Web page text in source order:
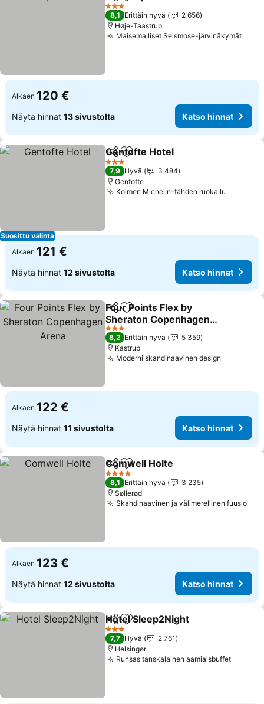
3 Tähtiluokitus
8,1 Erittäin hyvä
2 656
Høje-Taastrup
Maisemalliset Selsmose-järvinäkymät
Alkaen 120 €
Näytä hinnat 13 sivustolta Katso hinnat
Suosittu valinta
Jaa Lisää suosikkeihin
Gentofte Hotel
3 Tähtiluokitus
7,9 Hyvä
3 484
Gentofte
Kolmen Michelin-tähden ruokailu
Alkaen 121 €
Näytä hinnat 12 sivustolta Katso hinnat
Jaa Lisää suosikkeihin
Four Points Flex by
Sheraton Copenhagen
Arena
3 Tähtiluokitus
8,2 Erittäin hyvä
5 359
Kastrup
Moderni skandinaavinen design
Alkaen 122 €
Näytä hinnat 11 sivustolta Katso hinnat
Jaa Lisää suosikkeihin
Comwell Holte
4 Tähtiluokitus
8,1 Erittäin hyvä
3 235
Søllerød
Skandinaavinen ja välimerellinen fuusio
Alkaen 123 €
Näytä hinnat 12 sivustolta Katso hinnat
Jaa Lisää suosikkeihin
Hotel Sleep2Night
3 Tähtiluokitus
7,7 Hyvä
2 761
Helsingør
Runsas tanskalainen aamiaisbuffet